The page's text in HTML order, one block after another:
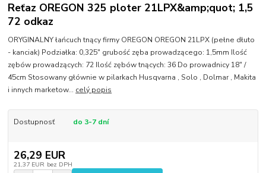
Reťaz OREGON 325 ploter 21LPX&amp;quot; 1,5
72 odkaz
ORYGINALNY łańcuch tnący firmy OREGON OREGON 21LPX (pełne dłuto
- kanciak) Podziałka: 0,325" grubość zęba prowadzącego: 1,5mm Ilość
zębów prowadzących: 72 Ilość zębów tnących: 36 Do prowadnicy 18" /
45cm Stosowany głównie w pilarkach Husqvarna , Solo , Dolmar , Makita
i innych marketow... celý popis
Dostupnosť do 3-7 dní
26,29 EUR
21,37 EUR bez DPH